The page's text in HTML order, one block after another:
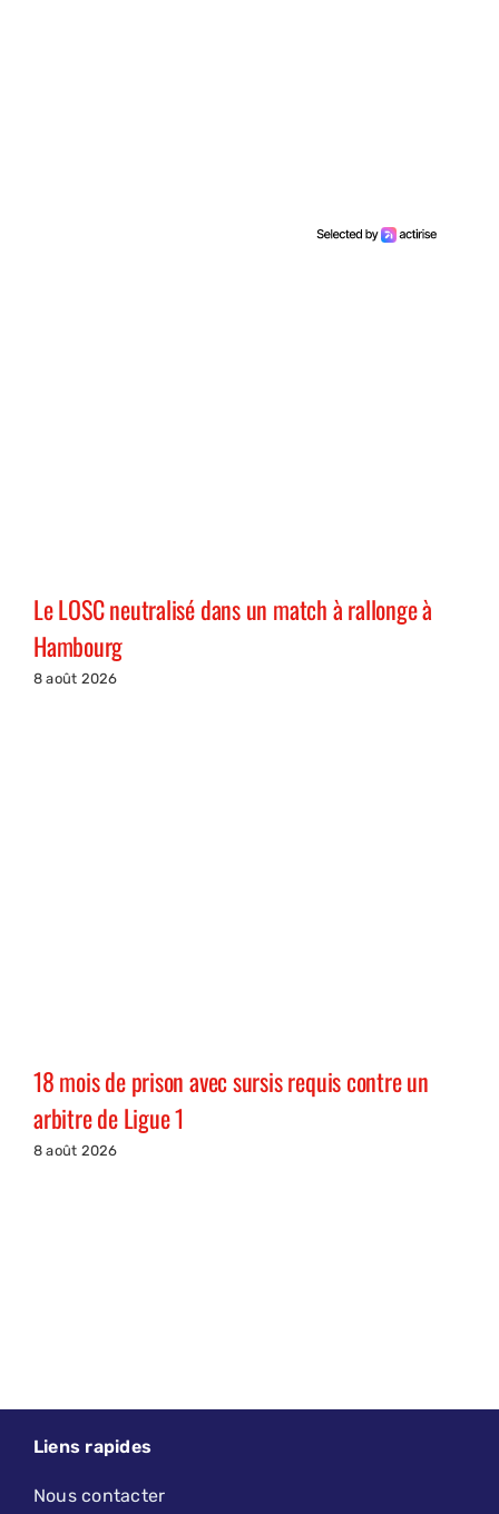
Le LOSC neutralisé dans un match à rallonge à
Hambourg
8 août 2026
18 mois de prison avec sursis requis contre un
arbitre de Ligue 1
8 août 2026
Liens rapides
Nous contacter